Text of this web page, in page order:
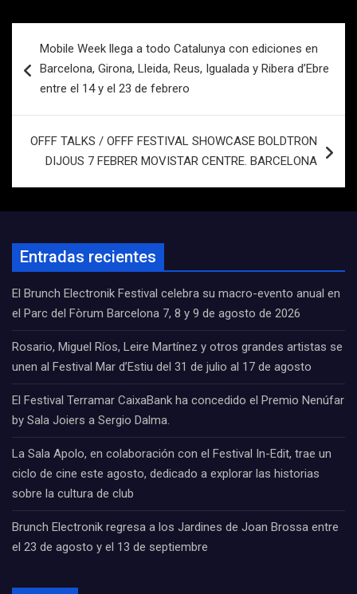
de
entradas
Mobile Week llega a todo Catalunya con ediciones en
Barcelona, Girona, Lleida, Reus, Igualada y Ribera d’Ebre
entre el 14 y el 23 de febrero
OFFF TALKS / OFFF FESTIVAL SHOWCASE BOLDTRON
DIJOUS 7 FEBRER MOVISTAR CENTRE. BARCELONA
Entradas recientes
El Brunch Electronik Festival celebra su macro-evento anual en
el Parc del Fòrum Barcelona 7, 8 y 9 de agosto de 2026
Rosario, Miguel Ríos, Leire Martínez y otros grandes artistas se
unen al Festival Mar d’Estiu del 31 de julio al 17 de agosto
El Festival Terramar CaixaBank ha concedido el Premio Nenúfar
by Sala Joiers a Sergio Dalma.
La Sala Apolo, en colaboración con el Festival In-Edit, trae un
ciclo de cine este agosto, dedicado a explorar las historias
sobre la cultura de club
Brunch Electronik regresa a los Jardines de Joan Brossa entre
el 23 de agosto y el 13 de septiembre